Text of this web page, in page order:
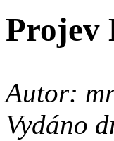
Projev
Autor:
Vydáno